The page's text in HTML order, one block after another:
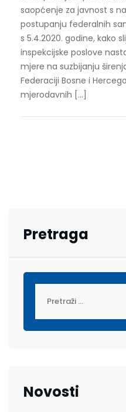
saopćenje za javnost s
postupanju federalnih
s 5.4.2020. godine, kako
inspekcijske poslove
mjere na suzbijanju
Federaciji Bosne i
mjerodavnih […]
Pretraga
Novosti